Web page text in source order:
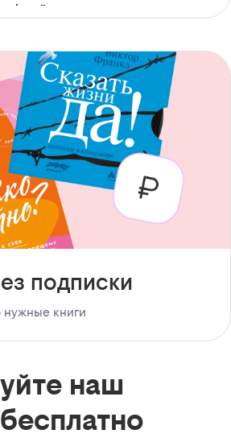
подписки
нужные книги
наш